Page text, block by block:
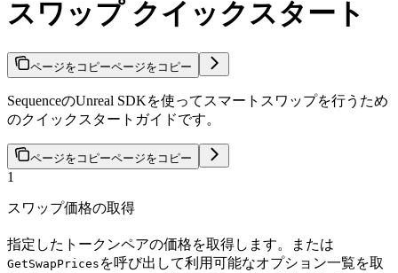
スワップ クイックスタート
ページをコピーページをコピー
SequenceのUnreal SDKを使ってスマートスワップを行うため
のクイックスタートガイドです。
ページをコピーページをコピー
1
スワップ価格の取得
指定したトークンペアの価格を取得します。または
GetSwapPrices を呼び出して利用可能なオプション一覧を取